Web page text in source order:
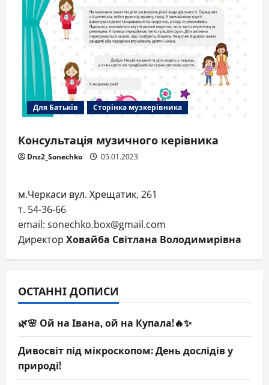
Для Батьків Сторінка музкерівника
Консультація музичного керівника
Dnz2_Sonechko 05.01.2023
м.Черкаси вул. Хрещатик, 261
т. 54-36-66
email: sonechko.box@gmail.com
Директор Ховайба Світлана Володимирівна
ОСТАННІ ДОПИСИ
🌿🌸 Ой на Івана, ой на Купала!🔥✨
Дивосвіт під мікроскопом: День дослідів у
природі!